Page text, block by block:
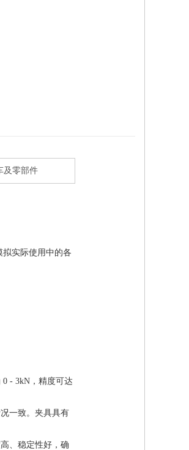
及零部件
实际使用中的各
- 3kN，精度可达
一致。夹具具有
、稳定性好，确